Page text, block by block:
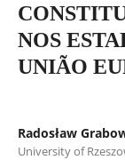
NOS
UNIÃO
Radosław
University of